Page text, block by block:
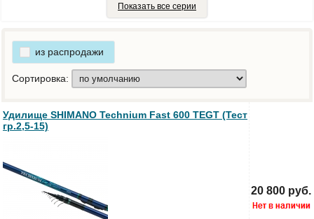
Nexave BX TE GT 11 XXH
SUPER ULTEGRA AX TE GT 4
SUPER ULTEGRA AX TE GT 5
Technium Fast
TECHNIUM FX TE GT 5
TECHNIUM TE GT 9
VENGEANCE AX TE GT 4
Показать все серии
из распродажи
Сортировка:
Удилище SHIMANO Technium Fast 600 TEGT (Тест
гр.2,5-15)
20 800 руб.